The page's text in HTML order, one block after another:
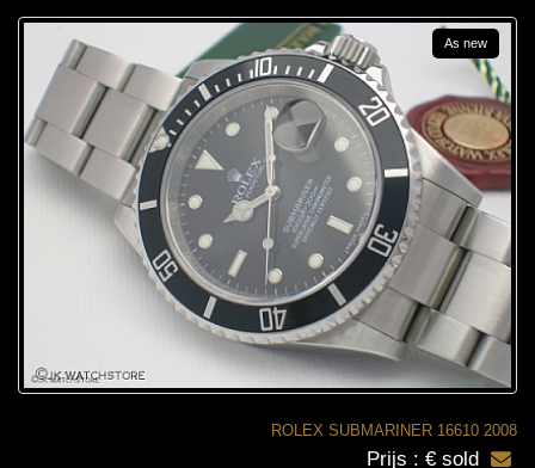
ROLEX SUBMARINER 16610 2008
As new
Prijs : € sold